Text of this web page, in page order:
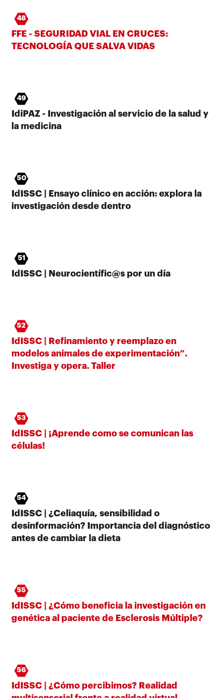
48
FFE - SEGURIDAD VIAL EN CRUCES:
TECNOLOGÍA QUE SALVA VIDAS
49
IdiPAZ - Investigación al servicio de la salud y
la medicina
50
IdISSC | Ensayo clínico en acción: explora la
investigación desde dentro
51
IdISSC | Neurocientífic@s por un día
52
IdISSC | Refinamiento y reemplazo en
modelos animales de experimentación”.
Investiga y opera. Taller
53
IdISSC | ¡Aprende como se comunican las
células!
54
IdISSC | ¿Celiaquía, sensibilidad o
desinformación? Importancia del diagnóstico
antes de cambiar la dieta
55
IdISSC | ¿Cómo beneficia la investigación en
genética al paciente de Esclerosis Múltiple?
56
IdISSC | ¿Cómo percibimos? Realidad